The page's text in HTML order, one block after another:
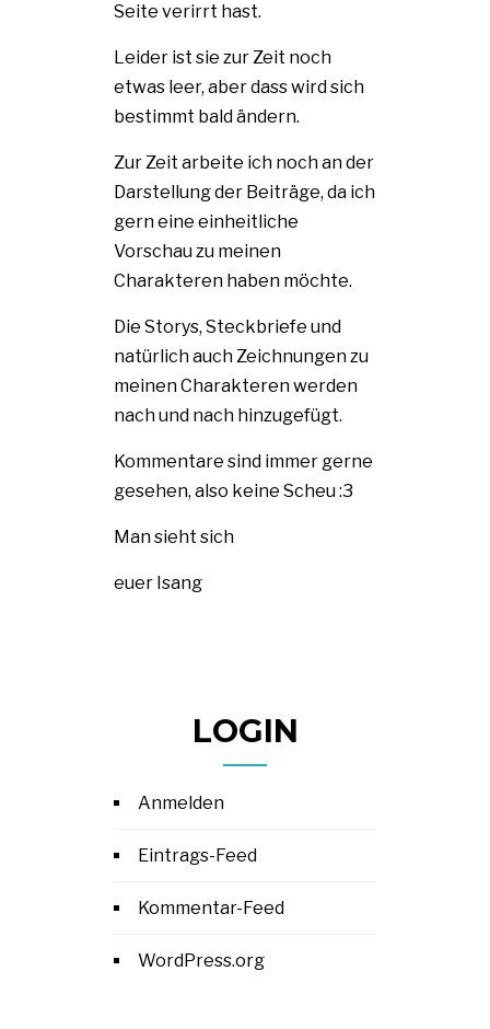
Seite verirrt hast.
Leider ist sie zur Zeit noch
etwas leer, aber dass wird sich
bestimmt bald ändern.
Zur Zeit arbeite ich noch an der
Darstellung der Beiträge, da ich
gern eine einheitliche
Vorschau zu meinen
Charakteren haben möchte.
Die Storys, Steckbriefe und
natürlich auch Zeichnungen zu
meinen Charakteren werden
nach und nach hinzugefügt.
Kommentare sind immer gerne
gesehen, also keine Scheu :3
Man sieht sich
euer Isang
LOGIN
Anmelden
Eintrags-Feed
Kommentar-Feed
WordPress.org